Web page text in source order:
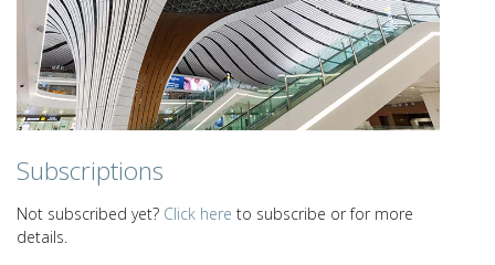
Subscriptions
Not subscribed yet? Click here to subscribe or for more
details.